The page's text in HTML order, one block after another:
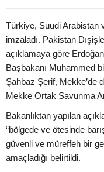
Türkiye, Suudi Arabistan
imzaladı. Pakistan
açıklamaya göre
Başbakanı Muhammed
Şahbaz Şerif, Mekke’de
Mekke Ortak Savunma
Bakanlıktan yapılan
“bölgede ve ötesinde
güvenli ve müreffeh bir
amaçladığı belirtildi.